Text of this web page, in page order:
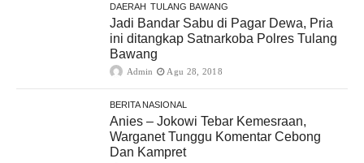
DAERAH TULANG BAWANG
Jadi Bandar Sabu di Pagar Dewa, Pria
ini ditangkap Satnarkoba Polres Tulang
Bawang
Admin Agu 28, 2018
BERITA NASIONAL
Anies – Jokowi Tebar Kemesraan,
Warganet Tunggu Komentar Cebong
Dan Kampret